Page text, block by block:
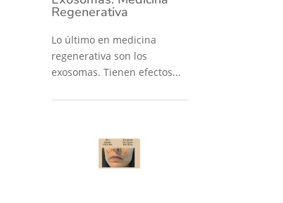
Regenerativa
Lo último en medicina
regenerativa son los
exosomas. Tienen efectos...